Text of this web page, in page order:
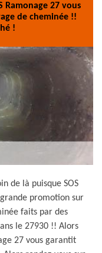
Ramonage 27 vous
de cheminée !!
!
de là puisque SOS
promotion sur
faits par des
le 27930 !! Alors
27 vous garantit